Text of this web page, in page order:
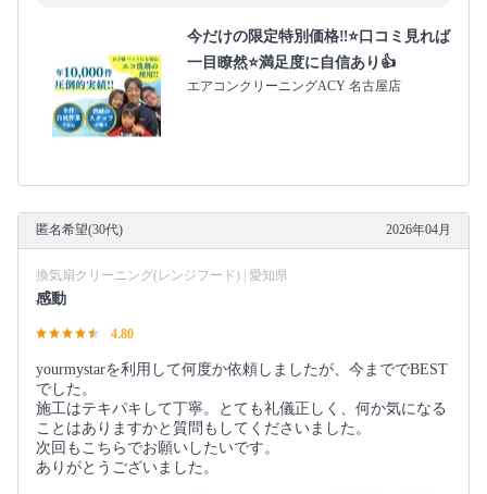
今だけの限定特別価格‼️⭐口コミ見れば
一目瞭然⭐満足度に自信あり👍
エアコンクリーニングACY 名古屋店
匿名希望(30代) 2026年04月
換気扇クリーニング(レンジフード) | 愛知県
感動
4.80
yourmystarを利用して何度か依頼しましたが、今まででBEST
でした。
施工はテキパキして丁寧。とても礼儀正しく、何か気になる
ことはありますかと質問もしてくださいました。
次回もこちらでお願いしたいです。
ありがとうございました。